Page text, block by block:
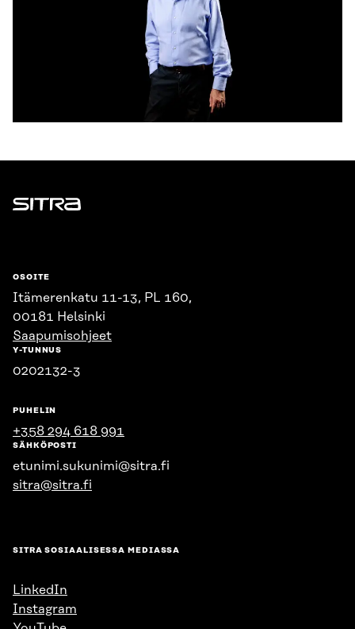
Sitra
OSOITE
Itämerenkatu 11-13, PL 160,
00181 Helsinki
Saapumisohjeet
Y-TUNNUS
0202132-3
PUHELIN
+358 294 618 991
SÄHKÖPOSTI
etunimi.sukunimi@sitra.fi
sitra@sitra.fi
SITRA SOSIAALISESSA MEDIASSA
LinkedIn
Instagram